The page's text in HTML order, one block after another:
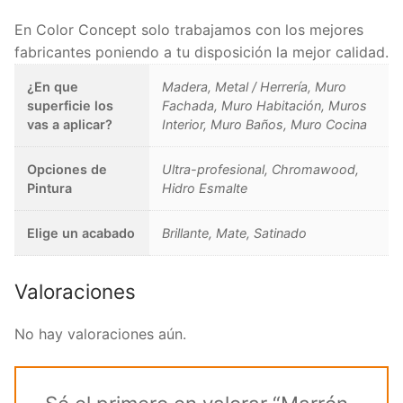
En Color Concept solo trabajamos con los mejores
fabricantes poniendo a tu disposición la mejor calidad.
¿En que
superficie los
vas a aplicar?
Madera, Metal / Herrería, Muro
Fachada, Muro Habitación, Muros
Interior, Muro Baños, Muro Cocina
Opciones de
Pintura
Ultra-profesional, Chromawood,
Hidro Esmalte
Elige un acabado Brillante, Mate, Satinado
Valoraciones
No hay valoraciones aún.